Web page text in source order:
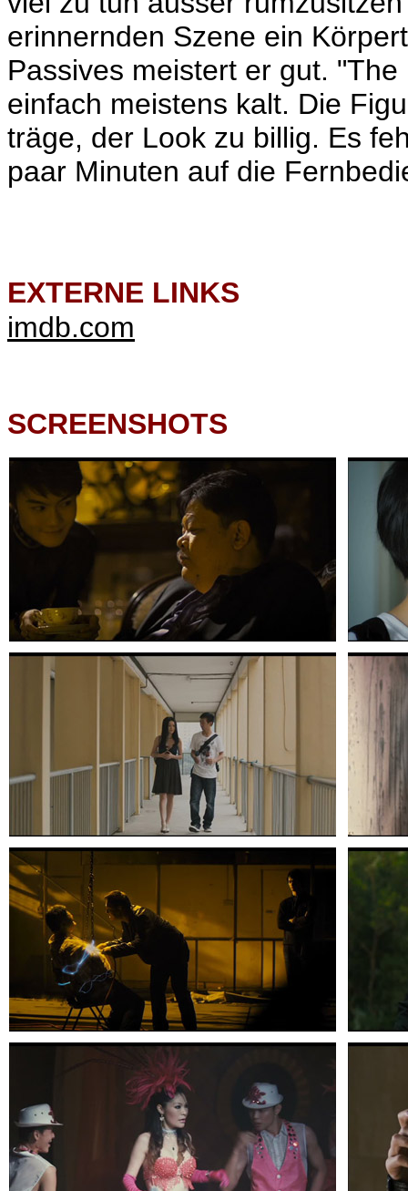
erinnernden Szene ein
Passives meistert er gut.
einfach meistens kalt. Die
träge, der Look zu billig. Es
paar Minuten auf die
EXTERNE LINKS
imdb.com
SCREENSHOTS